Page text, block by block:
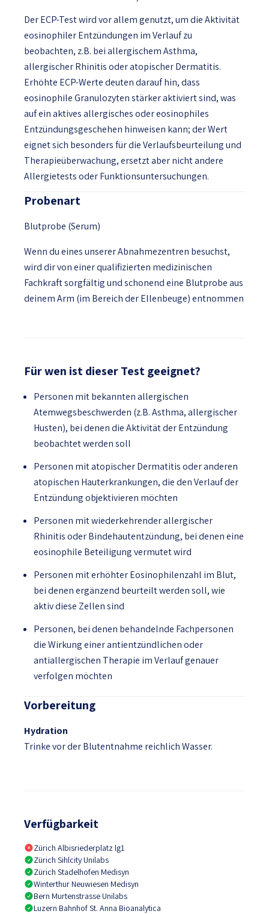
Der ECP-Test wird vor allem genutzt, um die Aktivität
eosinophiler Entzündungen im Verlauf zu
beobachten, z.B. bei allergischem Asthma,
allergischer Rhinitis oder atopischer Dermatitis.
Erhöhte ECP-Werte deuten darauf hin, dass
eosinophile Granulozyten stärker aktiviert sind, was
auf ein aktives allergisches oder eosinophiles
Entzündungsgeschehen hinweisen kann; der Wert
eignet sich besonders für die Verlaufsbeurteilung und
Therapieüberwachung, ersetzt aber nicht andere
Allergietests oder Funktionsuntersuchungen.
Probenart
Blutprobe (Serum)
Wenn du eines unserer Abnahmezentren besuchst,
wird dir von einer qualifizierten medizinischen
Fachkraft sorgfältig und schonend eine Blutprobe aus
deinem Arm (im Bereich der Ellenbeuge) entnommen
Für wen ist dieser Test geeignet?
Personen mit bekannten allergischen
Atemwegsbeschwerden (z.B. Asthma, allergischer
Husten), bei denen die Aktivität der Entzündung
beobachtet werden soll
Personen mit atopischer Dermatitis oder anderen
atopischen Hauterkrankungen, die den Verlauf der
Entzündung objektivieren möchten
Personen mit wiederkehrender allergischer
Rhinitis oder Bindehautentzündung, bei denen eine
eosinophile Beteiligung vermutet wird
Personen mit erhöhter Eosinophilenzahl im Blut,
bei denen ergänzend beurteilt werden soll, wie
aktiv diese Zellen sind
Personen, bei denen behandelnde Fachpersonen
die Wirkung einer antientzündlichen oder
antiallergischen Therapie im Verlauf genauer
verfolgen möchten
Vorbereitung
Hydration
Trinke vor der Blutentnahme reichlich Wasser.
Verfügbarkeit
Zürich Albisriederplatz lg1
Zürich Sihlcity Unilabs
Zürich Stadelhofen Medisyn
Winterthur Neuwiesen Medisyn
Bern Murtenstrasse Unilabs
Luzern Bahnhof St. Anna Bioanalytica